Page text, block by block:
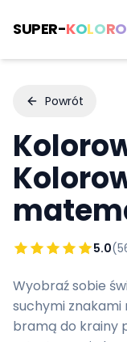
SUPER-KOLORO
Powrót
5.0(
Wyobraź sobie
suchymi znakami
bramą do krainy